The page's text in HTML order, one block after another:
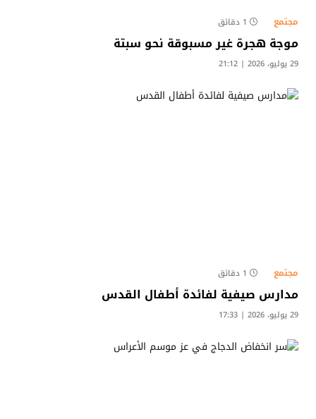
مجتمع 1 دقائق
موجة هجرة غير مسبوقة نحو سبتة
29 يوليو، 2026 | 21:12
مجتمع 1 دقائق
مدارس صيفية لفائدة أطفال القدس
29 يوليو، 2026 | 17:33